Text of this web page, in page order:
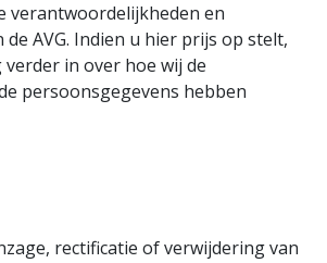
verantwoordelijkheden en
AVG. Indien u hier prijs op stelt,
in over hoe wij de
persoonsgegevens hebben
rectificatie of verwijdering van